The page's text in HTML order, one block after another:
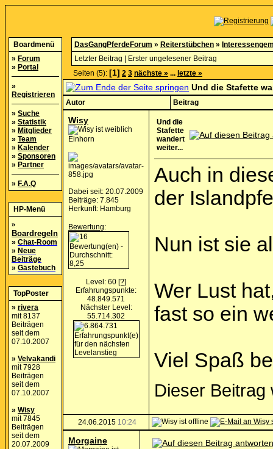
Boardmenü
» Forum
» Portal
»
Registrieren
» Suche
» Statistik
» Mitglieder
» Team
» Kalender
» Sponsoren
» Partner
» F.A.Q
HP-Menü
»
Boardregeln
» Chat-Room
» Neue
Beiträge
» Gästebuch
TopPoster
» rivera
mit 8137
Beiträgen
seit dem
07.10.2007
» Velvakandi
mit 7928
Beiträgen
seit dem
07.10.2007
» Wisy
mit 7845
Beiträgen
seit dem
20.07.2009
DasGangPferdeForum » Reiterstübchen »
Letzter Beitrag
Erster ungelesener Beitrag
Seiten (5): [1] 2 3 nächste » ... letzte »
Und die Stafette
Autor Beitrag
Wisy
Einhorn
Dabei seit: 20.07.2009
Beiträge: 7.845
Herkunft: Hamburg
Bewertung:
Level: 60 [?]
Erfahrungspunkte:
48.849.571
Nächster Level:
55.714.302
Und die
Stafette
wandert
weiter...
Auch in
der
Nun ist sie
Wer Lust
fast so ein
Viel Spaß
Dieser
24.06.2015 10:24
Morgaine